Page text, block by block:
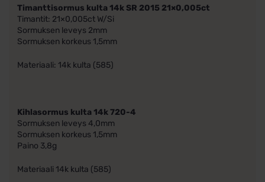
Timanttisormus kulta 14k SR 2015 21×0,005ct
Timantit: 21×0,005ct W/Si
Sormuksen leveys 2mm
Sormuksen korkeus 1,5mm
Materiaali: 14k kulta (585)
Kihlasormus kulta 14k 720-4
Sormuksen leveys 4,0mm
Sormuksen korkeus 1,5mm
Paino 3,8g
Materiaali 14k kulta (585)